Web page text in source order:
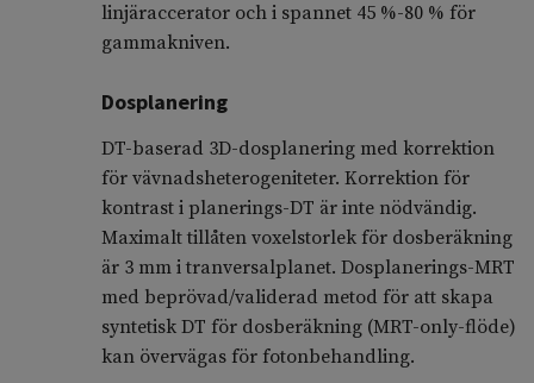
linjäraccerator och i spannet 45 %-80 % för
gammakniven.
Dosplanering
DT-baserad 3D-dosplanering med korrektion
för vävnadsheterogeniteter. Korrektion för
kontrast i planerings-DT är inte nödvändig.
Maximalt tillåten voxelstorlek för dosberäkning
är 3 mm i tranversalplanet. Dosplanerings-MRT
med beprövad/validerad metod för att skapa
syntetisk DT för dosberäkning (MRT-only-flöde)
kan övervägas för fotonbehandling.